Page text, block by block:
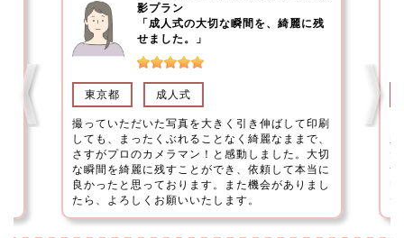
撮影プラン
「こちらの注文にも親切に応じてく
ださりました」
三重県 成人式
目立たないようにコソッと撮って下さい。と言う
勝手な注文にも笑顔で親切に対応して下さいまし
た。やっぱりフォトグラファーさんが撮る写真は
素敵です！
いい思い出になりました。依頼して本当に良かっ
たです！
対
が